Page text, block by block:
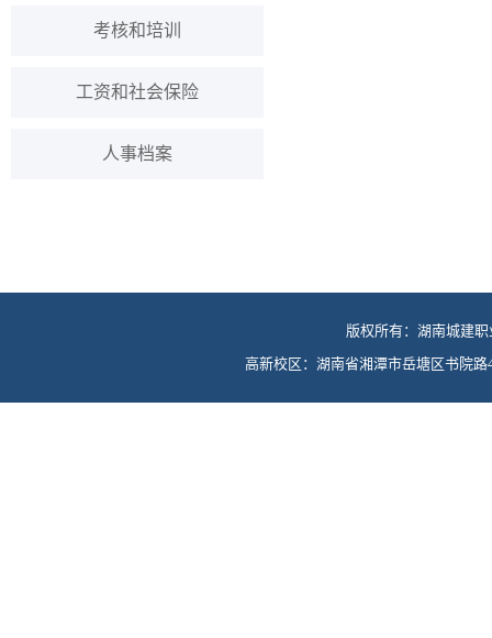
考核和培训
工资和社会保险
人事档案
版权所有：湖南城建
高新校区：湖南省湘潭市岳塘区书院